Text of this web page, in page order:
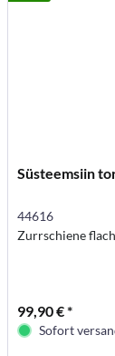
Süsteemsiin
44616
Zurrschiene
99,90 € *
Sofort